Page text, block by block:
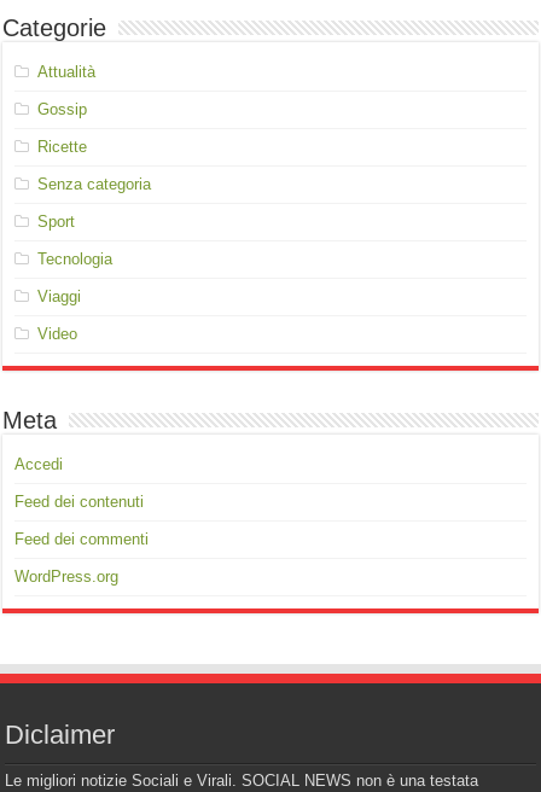
Categorie
Attualità
Gossip
Ricette
Senza categoria
Sport
Tecnologia
Viaggi
Video
Meta
Accedi
Feed dei contenuti
Feed dei commenti
WordPress.org
Diclaimer
Le migliori notizie Sociali e Virali. SOCIAL NEWS non è una testata